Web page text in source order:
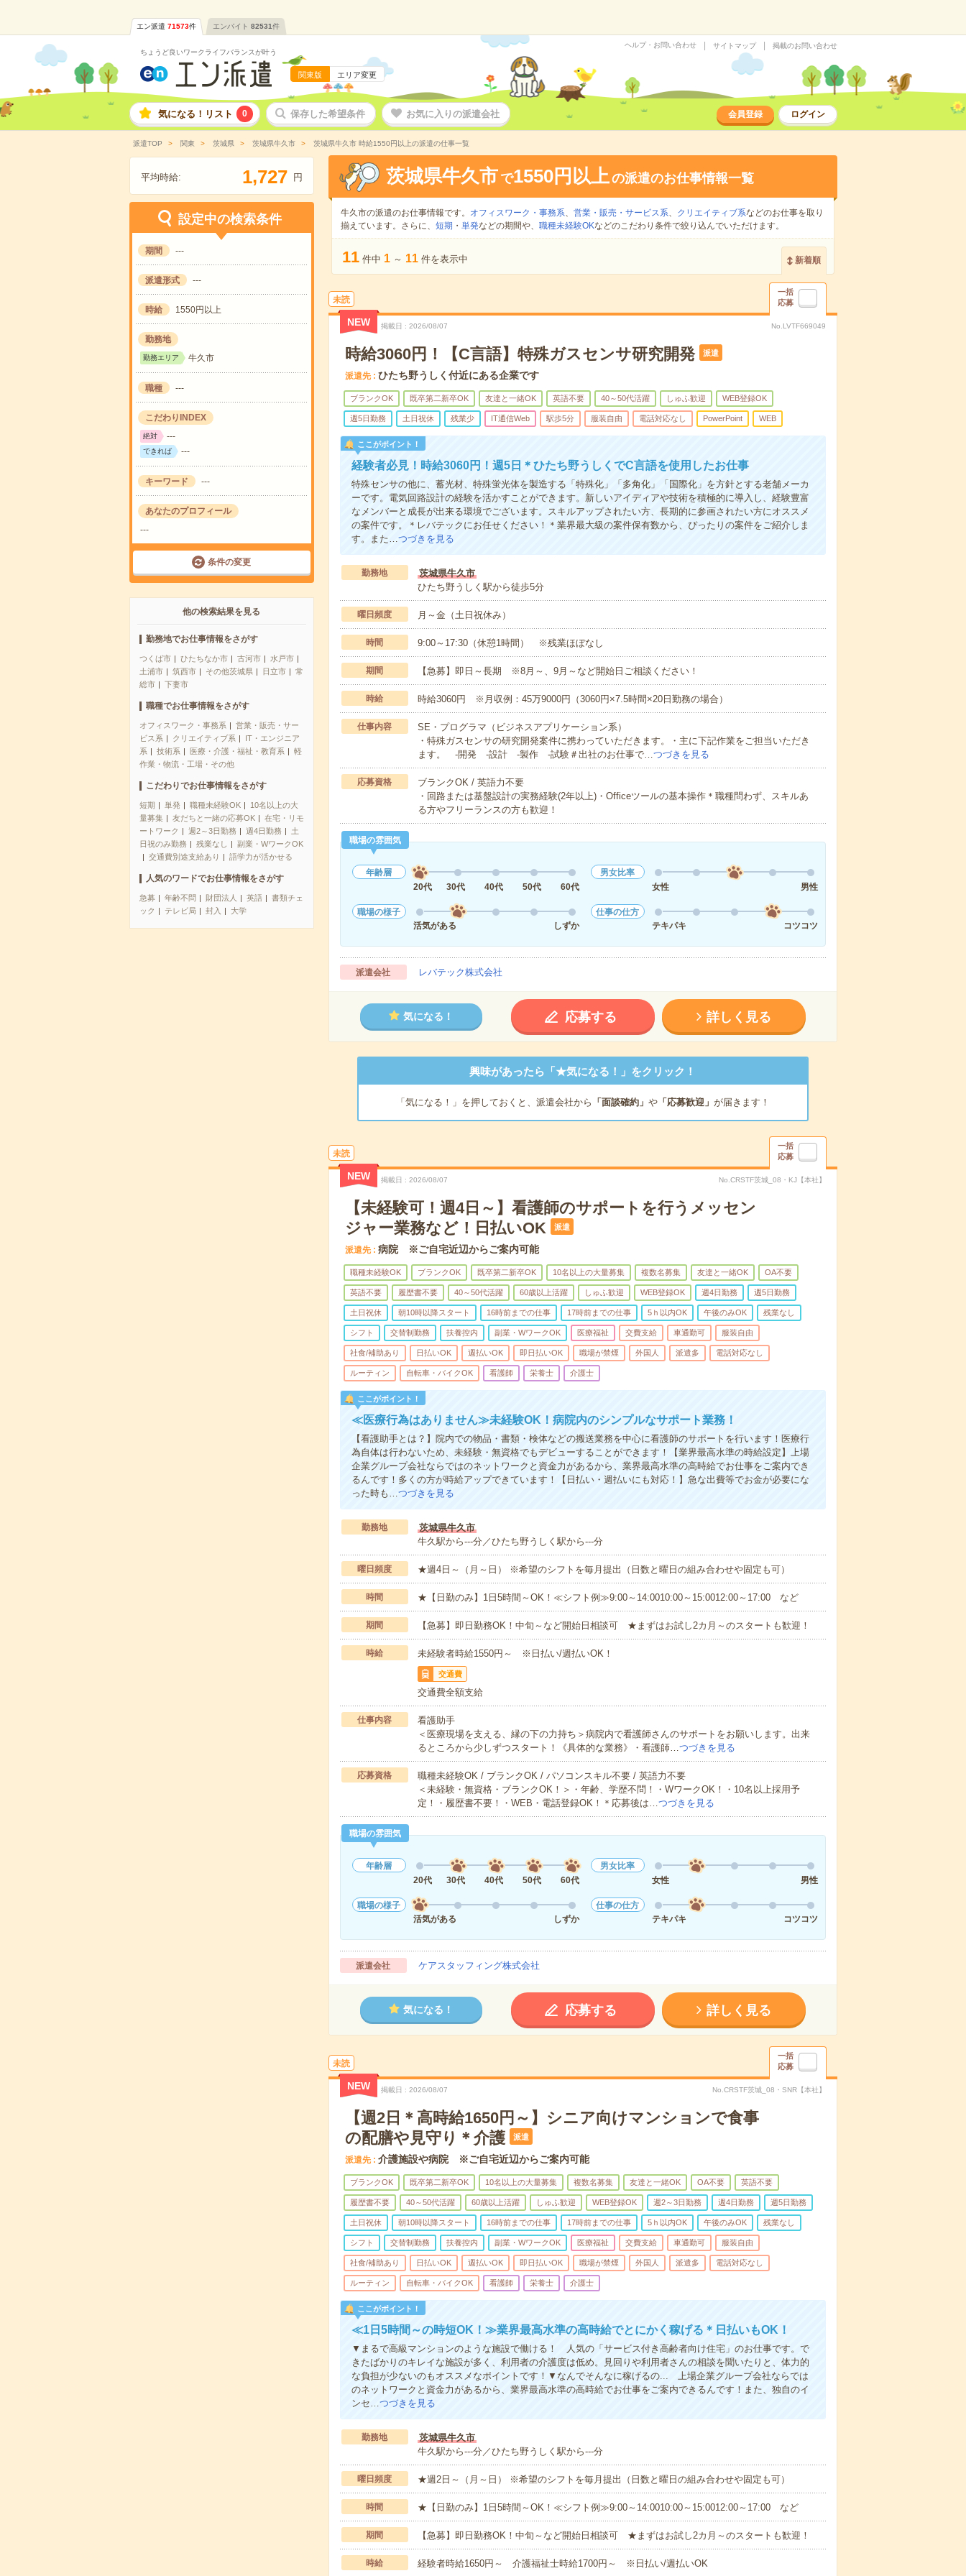
エン派遣 71573件 エンバイト 82531件
ちょうど良いワークライフバランスが叶う
関東版 エリア変更
ヘルプ・お問い合わせ サイトマップ 掲載のお問い合わせ
気になる！リスト 0 保存した希望条件 お気に入りの派遣会社 会員登録 ログイン
派遣TOP 関東 茨城県 茨城県牛久市 茨城県牛久市 時給1550円以上の派遣の仕事一覧
平均時給: 1,727 円
設定中の検索条件
期間 ---
派遣形式 ---
時給 1550円以上
勤務地
勤務エリア 牛久市
職種 ---
こだわりINDEX
絶対 ---
できれば ---
キーワード ---
あなたのプロフィール
---
条件の変更
他の検索結果を見る
勤務地でお仕事情報をさがす
つくば市 ひたちなか市 古河市
水戸市
土浦市
筑西市 その他茨城県 日立市
常
総市
下妻市
職種でお仕事情報をさがす
オフィスワーク・事務系
営業・販売・サー
ビス系
クリエイティブ系
IT・エンジニア
系
技術系 医療・介護・福祉・教育系
軽
作業・物流・工場・その他
こだわりでお仕事情報をさがす
短期 単発 職種未経験OK
10名以上の大
量募集
友だちと一緒の応募OK
在宅・リモ
ートワーク
週2～3日勤務 週4日勤務
土
日祝のみ勤務
残業なし
副業・WワークOK
交通費別途支給あり
語学力が活かせる
人気のワードでお仕事情報をさがす
急募 年齢不問 財団法人 英語
書類チェ
ック
テレビ局 封入 大学
茨城県牛久市 で1550円以上の派遣のお仕事情報一覧
牛久市の派遣のお仕事情報です。 オフィスワーク・事務系、 営業・販売・サービス系、 クリエイティブ系などのお仕事を取り
揃えています。さらに、 短期 ・ 単発などの期間や、 職種未経験OKなどのこだわり条件で絞り込んでいただけます。
11 件中 1 ～ 11 件を表示中 新着順
未読
一括
応募
NEW 掲載日 2026/08/07 No.LVTF669049
時給3060円！【C言語】特殊ガスセンサ研究開発 派遣
派遣先 ひたち野うしく付近にある企業です
ブランクOK 既卒第二新卒OK 友達と一緒OK 英語不要 40～50代活躍 しゅふ歓迎 WEB登録OK
週5日勤務 土日祝休 残業少 IT通信Web 駅歩5分 服装自由 電話対応なし PowerPoint WEB
ここがポイント！
経験者必見！時給3060円！週5日＊ひたち野うしくでC言語を使用したお仕事
特殊センサの他に、蓄光材、特殊蛍光体を製造する「特殊化」「多角化」「国際化」を方針とする老舗メーカ
ーです。電気回路設計の経験を活かすことができます。新しいアイディアや技術を積極的に導入し、経験豊富
なメンバーと成長が出来る環境でございます。スキルアップされたい方、長期的に参画されたい方にオススメ
の案件です。＊レバテックにお任せください！＊業界最大級の案件保有数から、ぴったりの案件をご紹介しま
す。また…つづきを見る
勤務地
茨城県牛久市
ひたち野うしく駅から徒歩5分
曜日頻度 月～金（土日祝休み）
時間 9:00～17:30（休憩1時間） ※残業ほぼなし
期間 【急募】即日～長期 ※8月～、9月～など開始日ご相談ください！
時給 時給3060円 ※月収例：45万9000円（3060円×7.5時間×20日勤務の場合）
仕事内容
SE・プログラマ（ビジネスアプリケーション系）
・特殊ガスセンサの研究開発案件に携わっていただきます。・主に下記作業をご担当いただき
ます。 -開発 -設計 -製作 -試験＃出社のお仕事で…つづきを見る
応募資格
ブランクOK / 英語力不要
・回路または基盤設計の実務経験(2年以上)・Officeツールの基本操作＊職種問わず、スキルあ
る方やフリーランスの方も歓迎！
職場の雰囲気
年齢層
20代
30代 40代 50代 60代
男女比率
女性
男性
職場の様子
活気がある
しずか
仕事の仕方
テキパキ
コツコツ
派遣会社 レバテック株式会社
気になる！ 応募する 詳しく見る
興味があったら「★気になる！」をクリック！
「気になる！」を押しておくと、派遣会社から 「面談確約」 や「応募歓迎」 が届きます！
未読
一括
応募
NEW 掲載日 2026/08/07 No.CRSTF茨城_08・KJ【本社】
【未経験可！週4日～】看護師のサポートを行うメッセン
ジャー業務など！日払いOK
派遣
派遣先 病院 ※ご自宅近辺からご案内可能
職種未経験OK ブランクOK 既卒第二新卒OK 10名以上の大量募集 複数名募集 友達と一緒OK OA不要
英語不要 履歴書不要 40～50代活躍 60歳以上活躍 しゅふ歓迎 WEB登録OK 週4日勤務 週5日勤務
土日祝休 朝10時以降スタート 16時前までの仕事 17時前までの仕事 5ｈ以内OK 午後のみOK 残業なし
シフト 交替制勤務 扶養控内 副業・WワークOK 医療福祉 交費支給 車通勤可 服装自由
社食/補助あり 日払いOK 週払いOK 即日払いOK 職場が禁煙 外国人 派遣多 電話対応なし
ルーティン 自転車・バイクOK 看護師 栄養士 介護士
ここがポイント！
≪医療行為はありません≫未経験OK！病院内のシンプルなサポート業務！
【看護助手とは？】院内での物品・書類・検体などの搬送業務を中心に看護師のサポートを行います！医療行
為自体は行わないため、未経験・無資格でもデビューすることができます！【業界最高水準の時給設定】上場
企業グループ会社ならではのネットワークと資金力があるから、業界最高水準の高時給でお仕事をご案内でき
るんです！多くの方が時給アップできています！【日払い・週払いにも対応！】急な出費等でお金が必要にな
った時も…つづきを見る
勤務地
茨城県牛久市
牛久駅から---分／ひたち野うしく駅から---分
曜日頻度 ★週4日～（月～日） ※希望のシフトを毎月提出（日数と曜日の組み合わせや固定も可）
時間 ★【日勤のみ】1日5時間～OK！≪シフト例≫9:00～14:0010:00～15:0012:00～17:00 など
期間 【急募】即日勤務OK！中旬～など開始日相談可 ★まずはお試し2カ月～のスタートも歓迎！
時給 未経験者時給1550円～ ※日払い/週払いOK！
交通費
交通費全額支給
仕事内容
看護助手
＜医療現場を支える、縁の下の力持ち＞病院内で看護師さんのサポートをお願いします。出来
るところから少しずつスタート！《具体的な業務》・看護師…つづきを見る
応募資格
職種未経験OK / ブランクOK / パソコンスキル不要 / 英語力不要
＜未経験・無資格・ブランクOK！＞・年齢、学歴不問！・WワークOK！・10名以上採用予
定！・履歴書不要！・WEB・電話登録OK！＊応募後は…つづきを見る
職場の雰囲気
年齢層
20代
30代 40代 50代 60代
男女比率
女性
男性
職場の様子
活気がある
しずか
仕事の仕方
テキパキ
コツコツ
派遣会社 ケアスタッフィング株式会社
気になる！ 応募する 詳しく見る
未読
一括
応募
NEW 掲載日 2026/08/07 No.CRSTF茨城_08・SNR【本社】
【週2日＊高時給1650円～】シニア向けマンションで食事
の配膳や見守り＊介護
派遣
派遣先 介護施設や病院 ※ご自宅近辺からご案内可能
ブランクOK 既卒第二新卒OK 10名以上の大量募集 複数名募集 友達と一緒OK OA不要 英語不要
履歴書不要 40～50代活躍 60歳以上活躍 しゅふ歓迎 WEB登録OK 週2～3日勤務 週4日勤務 週5日勤務
土日祝休 朝10時以降スタート 16時前までの仕事 17時前までの仕事 5ｈ以内OK 午後のみOK 残業なし
シフト 交替制勤務 扶養控内 副業・WワークOK 医療福祉 交費支給 車通勤可 服装自由
社食/補助あり 日払いOK 週払いOK 即日払いOK 職場が禁煙 外国人 派遣多 電話対応なし
ルーティン 自転車・バイクOK 看護師 栄養士 介護士
ここがポイント！
≪1日5時間～の時短OK！≫業界最高水準の高時給でとにかく稼げる＊日払いもOK！
▼まるで高級マンションのような施設で働ける！ 人気の「サービス付き高齢者向け住宅」のお仕事です。で
きたばかりのキレイな施設が多く、利用者の介護度は低め。見回りや利用者さんの相談を聞いたりと、体力的
な負担が少ないのもオススメなポイントです！▼なんでそんなに稼げるの... 上場企業グループ会社ならでは
のネットワークと資金力があるから、業界最高水準の高時給でお仕事をご案内できるんです！また、独自のイ
ンセ…つづきを見る
勤務地
茨城県牛久市
牛久駅から---分／ひたち野うしく駅から---分
曜日頻度 ★週2日～（月～日） ※希望のシフトを毎月提出（日数と曜日の組み合わせや固定も可）
時間 ★【日勤のみ】1日5時間～OK！≪シフト例≫9:00～14:0010:00～15:0012:00～17:00 など
期間 【急募】即日勤務OK！中旬～など開始日相談可 ★まずはお試し2カ月～のスタートも歓迎！
時給 経験者時給1650円～ 介護福祉士時給1700円～ ※日払い/週払いOK